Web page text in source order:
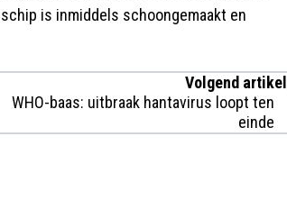
is inmiddels schoongemaakt en
Volgend artikel
WHO-baas: uitbraak hantavirus loopt ten
einde